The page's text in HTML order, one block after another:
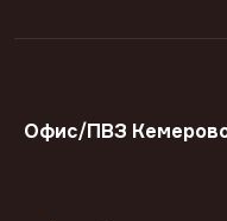
Офис/ПВЗ